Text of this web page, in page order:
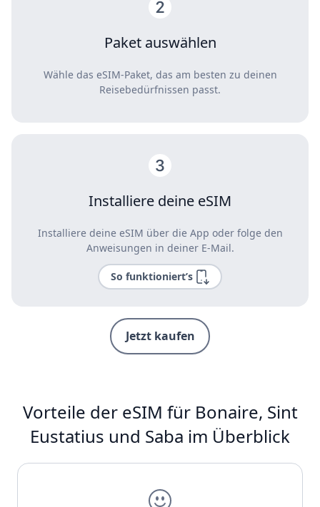
Paket auswählen
Wähle das eSIM-Paket, das am besten zu deinen
Reisebedürfnissen passt.
Installiere deine eSIM
Installiere deine eSIM über die App oder folge den
Anweisungen in deiner E-Mail.
So funktioniert’s
Jetzt kaufen
Vorteile der eSIM für Bonaire, Sint
Eustatius und Saba im Überblick